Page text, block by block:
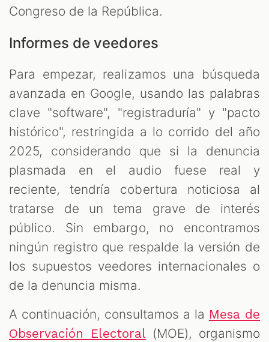
Congreso de la República.
Informes de veedores
Para empezar, realizamos una búsqueda
avanzada en Google, usando las palabras
clave "software", "registraduría" y "pacto
histórico", restringida a lo corrido del año
2025, considerando que si la denuncia
plasmada en el audio fuese real y
reciente, tendría cobertura noticiosa al
tratarse de un tema grave de interés
público. Sin embargo, no encontramos
ningún registro que respalde la versión de
los supuestos veedores internacionales o
de la denuncia misma.
A continuación, consultamos a la Mesa de
Observación Electoral (MOE), organismo